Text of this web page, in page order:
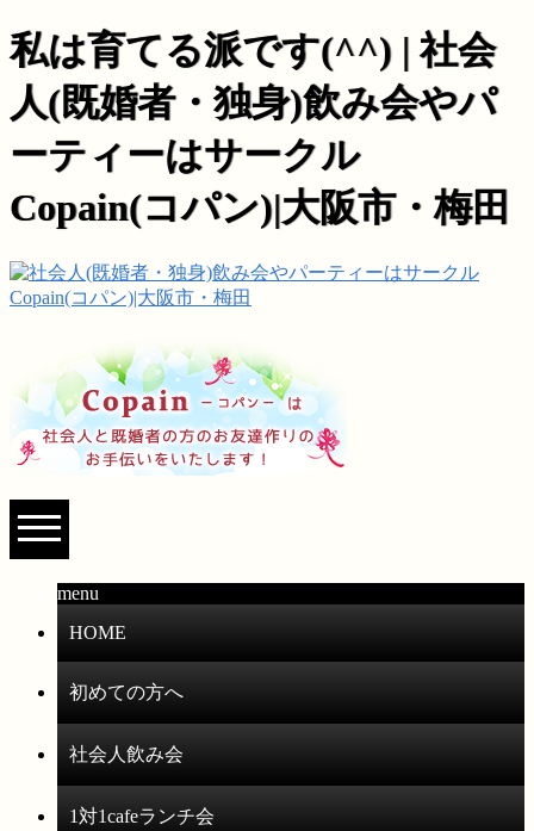
私は育てる派です(^^) | 社会
人(既婚者・独身)飲み会やパ
ーティーはサークル
Copain(コパン)|大阪市・梅田
menu
HOME
初めての方へ
社会人飲み会
1対1cafeランチ会